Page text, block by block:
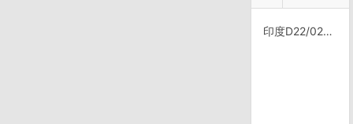
印度D22/0203，Thiruvannamalai